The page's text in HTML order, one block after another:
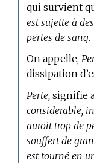
qui survient
est sujette à
pertes de sang.
On appelle,
dissipation
Perte, signifie
considerable,
auroit trop de
souffert de
est tourné en